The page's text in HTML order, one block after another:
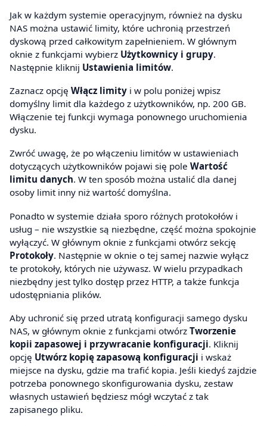
Jak w każdym systemie operacyjnym, również na dysku
NAS można ustawić limity, które uchronią przestrzeń
dyskową przed całkowitym zapełnieniem. W głównym
oknie z funkcjami wybierz Użytkownicy i grupy.
Następnie kliknij Ustawienia limitów.
Zaznacz opcję Włącz limity i w polu poniżej wpisz
domyślny limit dla każdego z użytkowników, np. 200 GB.
Włączenie tej funkcji wymaga ponownego uruchomienia
dysku.
Zwróć uwagę, że po włączeniu limitów w ustawieniach
dotyczących użytkowników pojawi się pole Wartość
limitu danych. W ten sposób można ustalić dla danej
osoby limit inny niż wartość domyślna.
Ponadto w systemie działa sporo różnych protokołów i
usług – nie wszystkie są niezbędne, część można spokojnie
wyłączyć. W głównym oknie z funkcjami otwórz sekcję
Protokoły. Następnie w oknie o tej samej nazwie wyłącz
te protokoły, których nie używasz. W wielu przypadkach
niezbędny jest tylko dostęp przez HTTP, a także funkcja
udostępniania plików.
Aby uchronić się przed utratą konfiguracji samego dysku
NAS, w głównym oknie z funkcjami otwórz Tworzenie
kopii zapasowej i przywracanie konfiguracji. Kliknij
opcję Utwórz kopię zapasową konfiguracji i wskaż
miejsce na dysku, gdzie ma trafić kopia. Jeśli kiedyś zajdzie
potrzeba ponownego skonfigurowania dysku, zestaw
własnych ustawień będziesz mógł wczytać z tak
zapisanego pliku.